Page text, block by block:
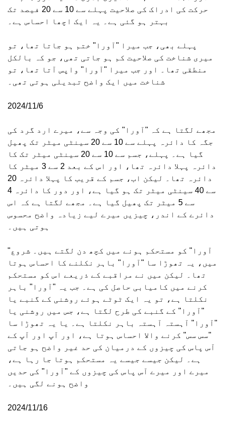
حرکت کی ادراک کی صلاحیت پہلے سے 10 سے 20 فیصد تک
بہتر ہو گئی ہے۔ یہ ایک اچھا احساس ہے۔
پہلے بھی، جب میرا "آورا" ختم ہو جاتا تھا، تو
میری شناخت کی صلاحیت کم ہو جاتی تھی، جو کہ بالکل
منطقی تھا۔ اور جب میرا "آورا" واپس آتا تھا، تو
شناخت میں ایک واضح تبدیلی ہوتی تھی۔
2024/11/6
مجھے لگتا ہے کہ "آورا" کی وجہ سے، میرے ارد گرد کی
جگہ کا دائرہ پہلے سے 10 سے 20 سینٹی میٹر تک پھیل
گیا ہے۔ پہلے، جسم سے 10 سے 20 سینٹی میٹر تک کا
دائرہ پہلا دائرہ تھا، اور اس کے بعد 2 سے 3 میٹر کا
دائرہ تھا۔ لیکن اب، جسم کے قریب کا پہلا دائرہ 20
سے 40 سینٹی میٹر تک ہو گیا ہے، اور دور کا دائرہ 4
سے 5 میٹر تک پھیل گیا ہے۔ مجھے لگتا ہے کہ اس
دائرے کے اندر، چیزیں میرے لیے زیادہ واضح محسوس
ہوتی ہیں۔
"آورا" کو مستحکم ہونے میں کچھ دن لگتے ہیں۔ شروع
میں، یہ تھوڑا سا "آورا" باہر نکلنے کا احساس ہوتا
تھا۔ لیکن میں نے مراقبے کے ذریعے اس کو مستحکم
کرنے میں کامیابی حاصل کی ہے۔ جب یہ "آورا" باہر
نکلتا ہے، تو یہ ایک ٹوٹے ہوئے روشنی کے گنبے یا
"آورا" کے گنبے کی طرح لگتا ہے، جس میں روشنی یا
"آورا" آہستہ آہستہ باہر نکلتا ہے۔ یا یہ تھوڑا سا
"سس سس" کرنے والا احساس ہوتا ہے، اور آپ اور آپ کے
آس پاس کی چیزوں کے درمیان کی حد غیر واضح ہو جاتی
ہے۔ لیکن جیسے جیسے یہ مستحکم ہوتا جا رہا ہے،
میرے اور میرے آس پاس کی چیزوں کے "آورا" کی حدیں
واضح ہونے لگی ہیں۔
2024/11/16